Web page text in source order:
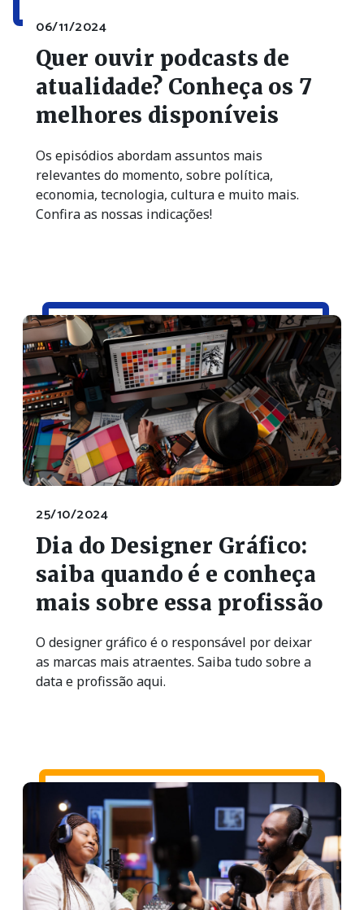
06/11/2024
Quer ouvir podcasts de
atualidade? Conheça os 7
melhores disponíveis
Os episódios abordam assuntos mais
relevantes do momento, sobre política,
economia, tecnologia, cultura e muito mais.
Confira as nossas indicações!
25/10/2024
Dia do Designer Gráfico:
saiba quando é e conheça
mais sobre essa profissão
O designer gráfico é o responsável por deixar
as marcas mais atraentes. Saiba tudo sobre a
data e profissão aqui.